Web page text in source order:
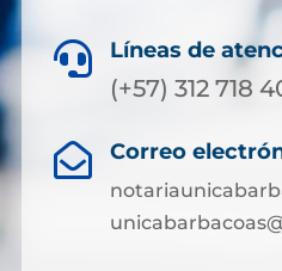
 Líneas de
(+57) 312 718
 Correo